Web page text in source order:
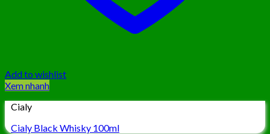
Add to wishlist
Xem nhanh
Cialy
Cialy Black Whisky 100ml